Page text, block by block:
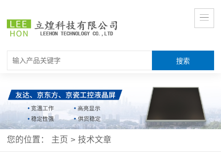
您的位置： 主页 > 技术文章